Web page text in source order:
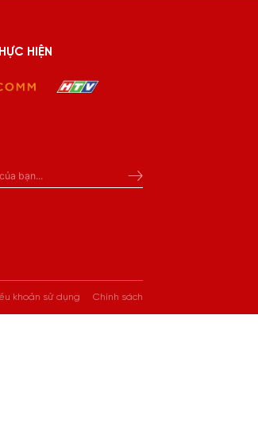
HIỆN
khoản sử dụng Chính sách